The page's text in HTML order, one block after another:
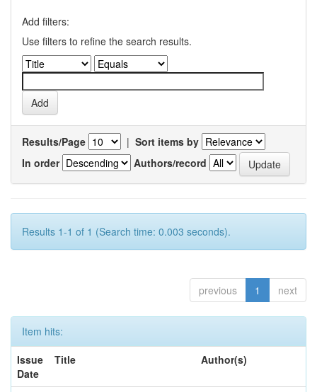
Add filters:
Use filters to refine the search results.
Results/Page | Sort items by
In order
Authors/record
Results 1-1 of 1 (Search time: 0.003 seconds).
previous 1 next
Item hits:
Issue
Date
Title Author(s)